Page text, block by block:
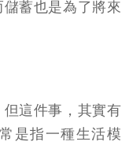
蓄也是為了將來
這件事，其實有
是指一種生活模